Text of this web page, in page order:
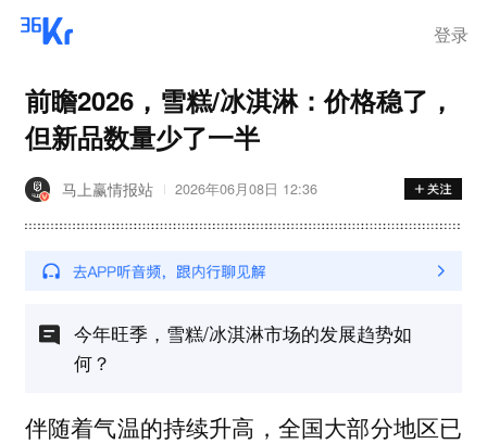
登录
前瞻2026，雪糕/冰淇淋：价格稳了，
但新品数量少了一半
马上赢情报站 2026年06月08日 12:36
今年旺季，雪糕/冰淇淋市场的发展趋势如
何？
伴随着气温的持续升高，全国大部分地区已